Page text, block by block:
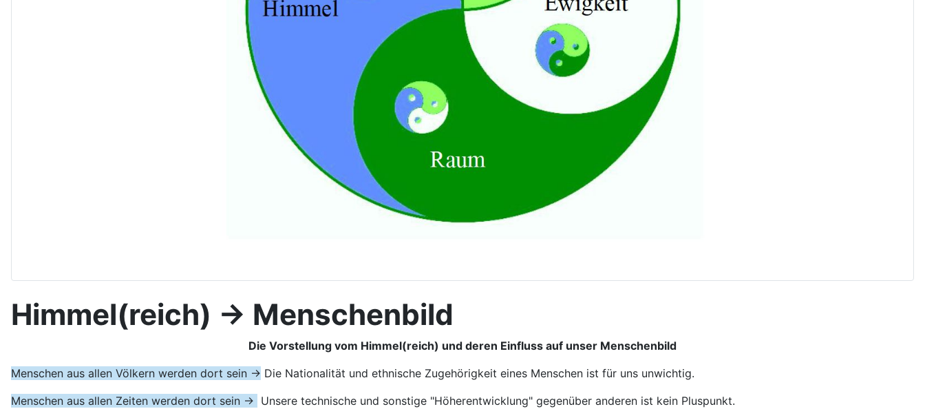
Himmel(reich) -> Menschenbild
Die Vorstellung vom Himmel(reich) und deren Einfluss auf unser Menschenbild
Menschen aus allen Völkern werden dort sein → Die Nationalität und ethnische Zugehörigkeit eines Menschen ist für uns unwichtig.
Menschen aus allen Zeiten werden dort sein → Unsere technische und sonstige "Höherentwicklung" gegenüber anderen ist kein Pluspunkt.